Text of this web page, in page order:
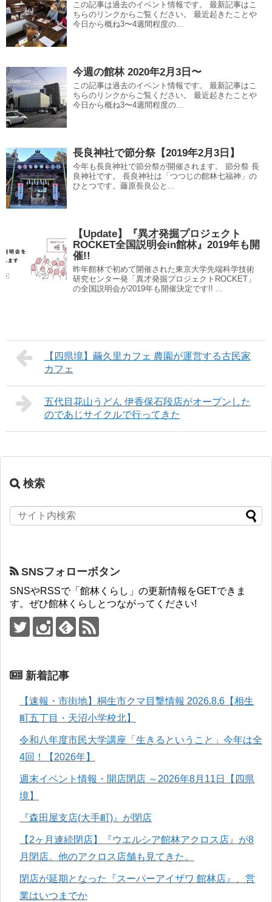
この記事は過去のイベント情報です。 最新記事はこ
ちらのリンクからご覧ください。 最近起きたことや
今日から概ね3〜4週間程度の...
今週の館林 2020年2月3日〜
この記事は過去のイベント情報です。 最新記事はこ
ちらのリンクからご覧ください。 最近起きたことや
今日から概ね3〜4週間程度の...
長良神社で節分祭【2019年2月3日】
今年も長良神社で節分祭が開催されます。 節分祭 長
良神社です。 長良神社は「つつじの館林七福神」の
ひとつです。藤原長良公と...
【Update】『異才発掘プロジェクト
ROCKET全国説明会in館林』2019年も開
催!!
昨年館林で初めて開催された東京大学先端科学技術
研究センター発「異才発掘プロジェクトROCKET」
の全国説明会が2019年も開催決定です!! ...
【四県境】繭久里カフェ 農園が運営する古民家
カフェ
五代目花山うどん 伊香保石段店がオープンした
のであじサイクルで行ってきた
検索
SNSフォローボタン
SNSやRSSで「館林くらし」の更新情報をGETできま
す。ぜひ館林くらしとつながってください!
新着記事
【速報・市街地】桐生市クマ目撃情報 2026.8.6【相生
町五丁目・天沼小学校北】
令和八年度市民大学講座「生きるということ」今年は全
4回！【2026年】
週末イベント情報・開店閉店 ～2026年8月11日【四県
境】
『森田屋支店(大手町)』が閉店
【2ヶ月連続閉店】『ウエルシア館林アクロス店』が8
月閉店。他のアクロス店舗も見てきた。
閉店が延期となった『スーパーアイザワ 館林店』、営
業はいつまでか